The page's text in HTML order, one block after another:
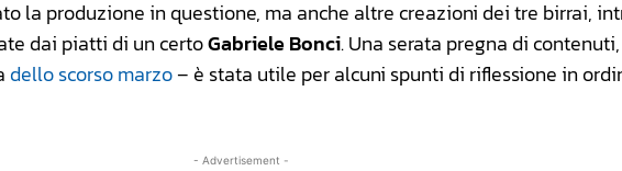
la produzione in questione, ma anche altre creazioni dei tre birrai,
dai piatti di un certoGabriele Bonci. Una serata pregna di
dello scorso marzo– è stata utile per alcuni spunti di riflessione in
- Advertisement -